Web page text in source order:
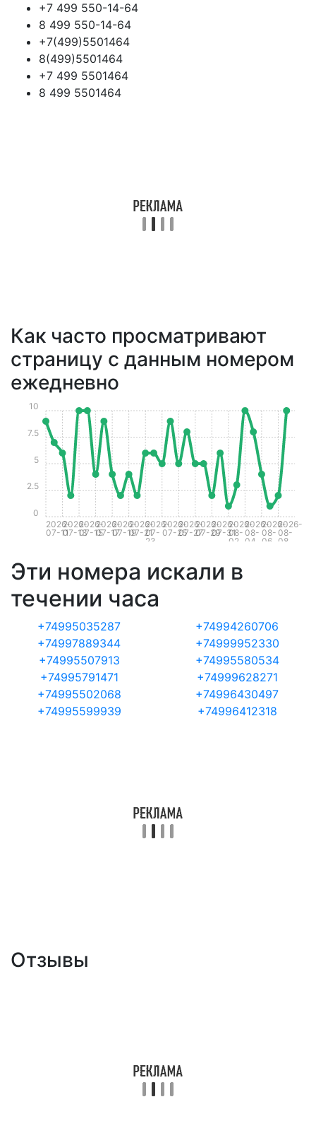
+7 499 550-14-64
8 499 550-14-64
+7(499)5501464
8(499)5501464
+7 499 5501464
8 499 5501464
Как часто просматривают
страницу с данным номером
ежедневно
2026-
07-11
2026-
07-13
2026-
07-15
2026-
07-17
2026-
07-19
2026-
07-21
2026-
07-
23
2026-
07-25
2026-
07-27
2026-
07-29
2026-
07-31
2026-
08-
02
2026-
08-
04
2026-
08-
06
2026-
08-
08
0
2.5
5
7.5
10
Эти номера искали в
течении часа
+74995035287
+74994260706
+74997889344
+74999952330
+74995507913
+74995580534
+74995791471
+74999628271
+74995502068
+74996430497
+74995599939
+74996412318
Отзывы